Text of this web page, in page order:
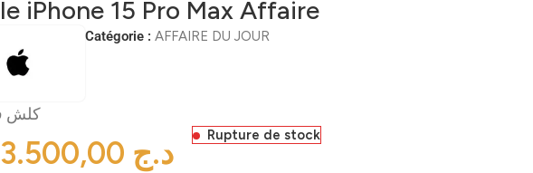
iPhone 15 Pro Max Affaire
Catégorie : AFFAIRE DU JOUR
كلش
د.ج Rupture de stock